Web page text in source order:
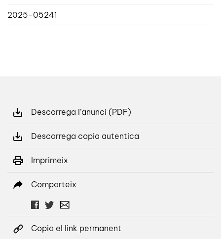
2025-05241
Descarrega l’anunci (PDF)
Descarrega copia autentica
Imprimeix
Comparteix
Copia el link permanent